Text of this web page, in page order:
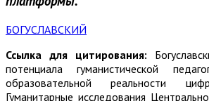
БОГУСЛАВСКИЙ
Ссылка для цитирования:
потенциала гуманистической
образовательной реальности
Гуманитарные исследования